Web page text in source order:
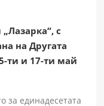
с
на Другата
ти и 17-ти май
единадесетата